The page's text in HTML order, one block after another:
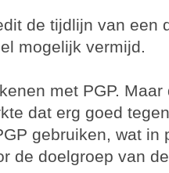
de tijdlijn van een
mogelijk vermijd.
met PGP.
dat erg goed
gebruiken, wat in
de doelgroep van